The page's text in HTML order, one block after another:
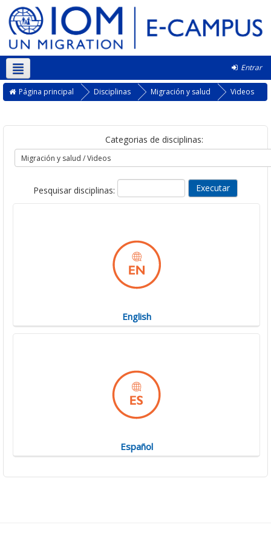
Entrar
Português - Portugal ‎(pt)‎
Página principal Disciplinas Migración y salud Videos
Categorias de disciplinas:
Pesquisar disciplinas:
English
Español